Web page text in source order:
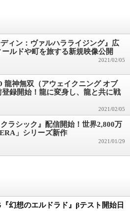
ィン：ヴァルハラライジング』広
ルドや町を旅する新規映像公開
2021/02/05
龍神無双（アウェイクニング オブ
登録開始！龍に変身し、龍と共に戦
2021/02/05
ラシック』配信開始！世界2,800万
」シリーズ新作
2021/01/29
『幻想のエルドラド』βテスト開始日